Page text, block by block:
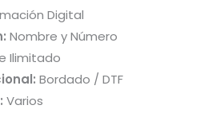
Digital
Nombre y Número
Ilimitado
Bordado / DTF
Varios